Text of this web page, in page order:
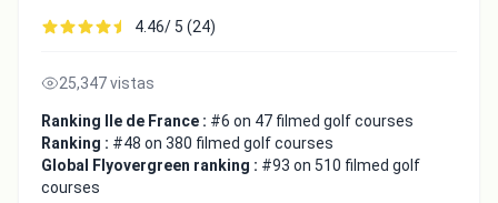
4.46/ 5 (24)
25,347 vistas
Ranking Ile de France : #6 on 47 filmed golf courses
Ranking : #48 on 380 filmed golf courses
Global Flyovergreen ranking : #93 on 510 filmed golf
courses